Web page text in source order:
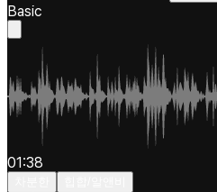
Basic
01:38